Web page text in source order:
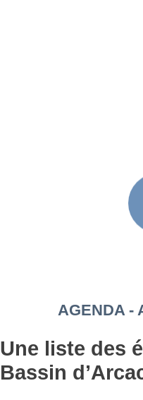
AGENDA -
Une liste des
Bassin